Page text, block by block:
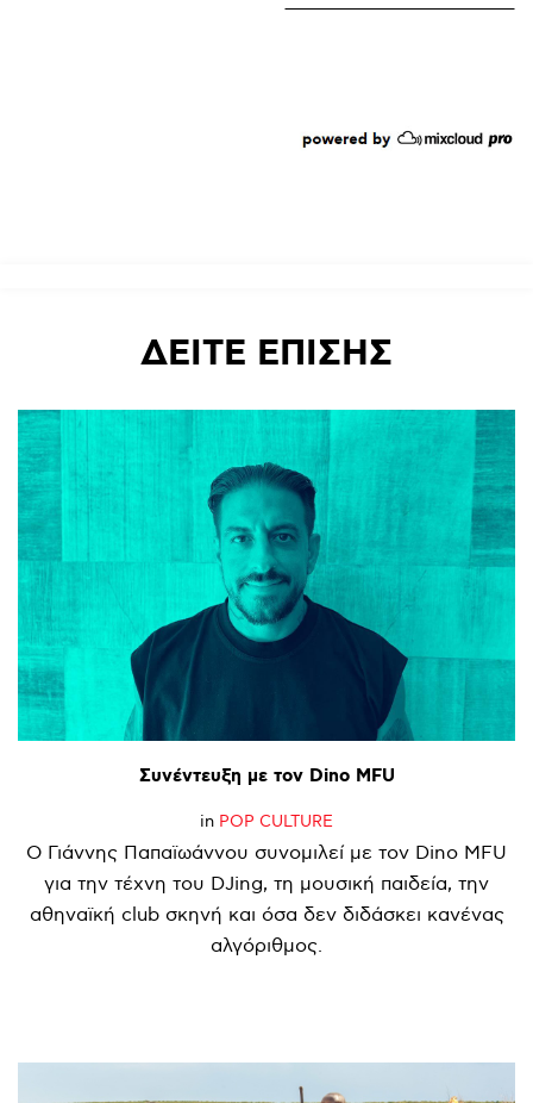
ΔΕΙΤΕ ΕΠΙΣΗΣ
Συνέντευξη με τον Dino MFU
in POP CULTURE
Ο Γιάννης Παπαϊωάννου συνομιλεί με τον Dino MFU
για την τέχνη του DJing, τη μουσική παιδεία, την
αθηναϊκή club σκηνή και όσα δεν διδάσκει κανένας
αλγόριθμος.